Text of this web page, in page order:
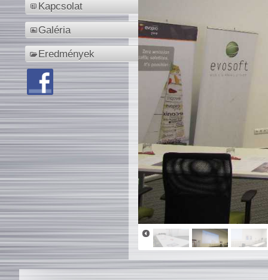
Kapcsolat
Galéria
Eredmények